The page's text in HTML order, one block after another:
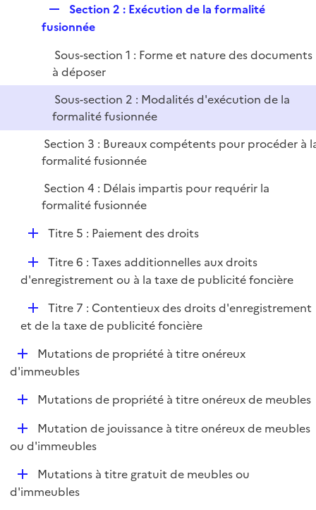
e
l
i
Section 2 : Exécution de la formalité
fusionnée
Sous-section 1 : Forme et nature des documents
à déposer
Sous-section 2 : Modalités d'exécution de la
formalité fusionnée
Section 3 : Bureaux compétents pour procéder à
formalité fusionnée
Section 4 : Délais impartis pour requérir la
formalité fusionnée
D
l
r
Titre 5 : Paiement des droits
D
é
i
e
Titre 6 : Taxes additionnelles aux droits
d'enregistrement ou à la taxe de publicité foncière
D
é
l
i
e
Titre 7 : Contentieux des droits d'enregistrement
et de la taxe de publicité foncière
D
é
e
r
Mutations de propriété à titre onéreux
d'immeubles
D
l
r
Mutations de propriété à titre onéreux de meubles
D
é
i
Mutation de jouissance à titre onéreux de meubles
ou d'immeubles
D
é
Mutations à titre gratuit de meubles ou
d'immeubles